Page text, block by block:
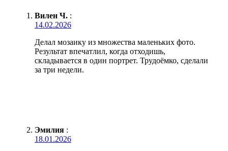
Вилен Ч. :
14.02.2026
Делал мозаику из множества маленьких фото.
Результат впечатлил, когда отходишь,
складывается в один портрет. Трудоёмко, сделали
за три недели.
Эмилия :
18.01.2026